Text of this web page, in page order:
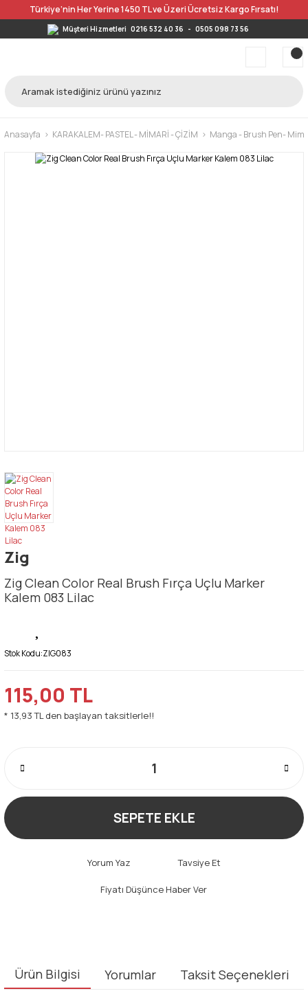
Türkiye’nin Her Yerine 1450 TL ve Üzeri Ücretsiz Kargo Fırsatı!
Müşteri Hizmetleri 0216 532 40 36 - 0505 098 73 56
Anasayfa KARAKALEM- PASTEL - MİMARİ - ÇİZİM Manga - Brush Pen-
Zig
Zig Clean Color Real Brush Fırça Uçlu Marker
Kalem 083 Lilac
Stok Kodu:ZIG083
115,00 TL
* 13,93 TL den başlayan taksitlerle!!
SEPETE EKLE
Yorum Yaz Tavsiye Et
Fiyatı Düşünce Haber Ver
Ürün Bilgisi Yorumlar Taksit Seçenekleri